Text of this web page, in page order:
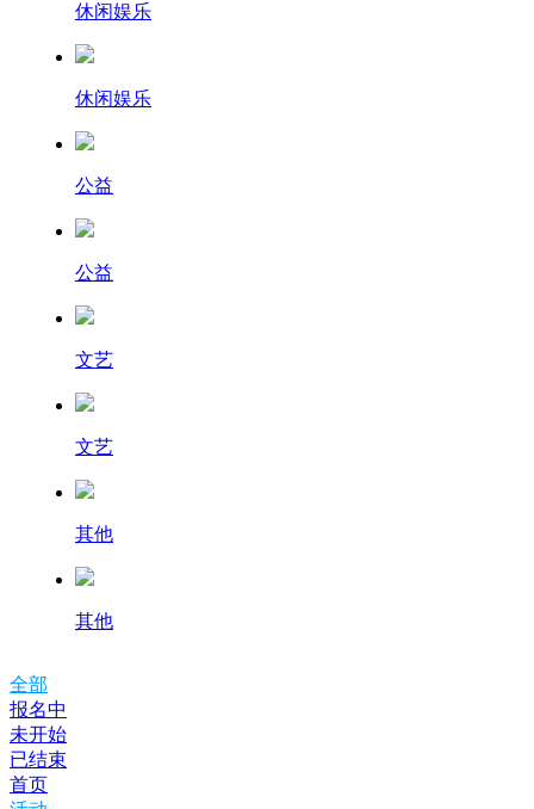
休闲娱乐
休闲娱乐
公益
公益
文艺
文艺
其他
其他
全部
报名中
未开始
已结束
首页